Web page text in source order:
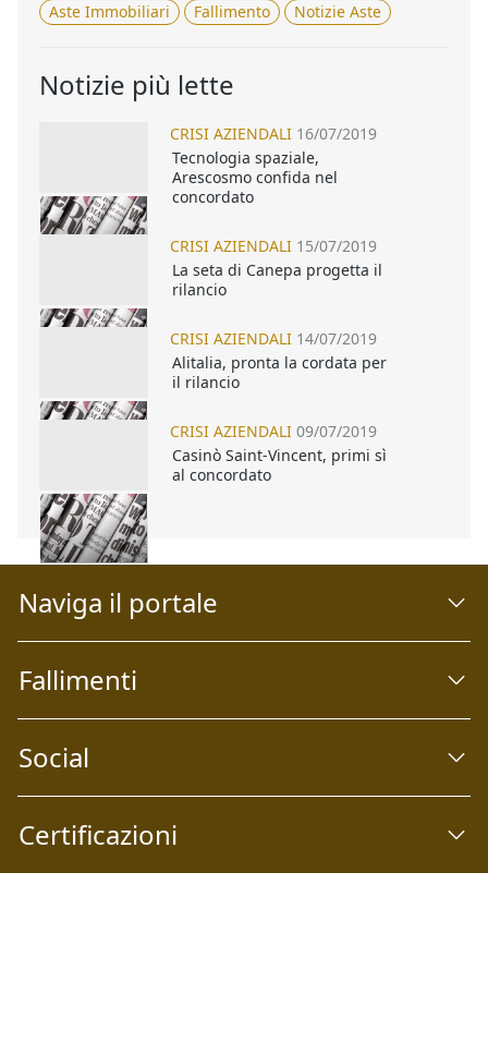
Aste Immobiliari
Fallimento Notizie Aste
Notizie più lette
CRISI AZIENDALI 16/07/2019
Tecnologia spaziale,
Arescosmo confida nel
concordato
CRISI AZIENDALI 15/07/2019
La seta di Canepa progetta il
rilancio
CRISI AZIENDALI 14/07/2019
Alitalia, pronta la cordata per
il rilancio
CRISI AZIENDALI 09/07/2019
Casinò Saint-Vincent, primi sì
al concordato
Naviga il portale
Fallimenti
Social
Certificazioni